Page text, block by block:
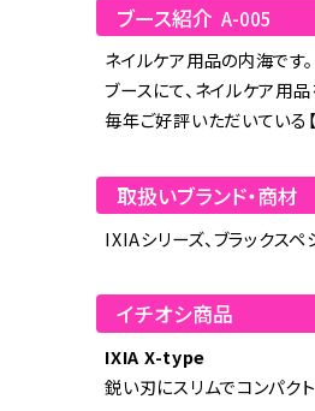
ブース紹介 A-005
ネイルケア用品の内海です
ブースにて、ネイルケア用
毎年ご好評いただいている
取扱いブランド・商材
IXIAシリーズ、ブラックスペ
イチオシ商品
IXIA X-type
鋭い刃にスリムでコンパク